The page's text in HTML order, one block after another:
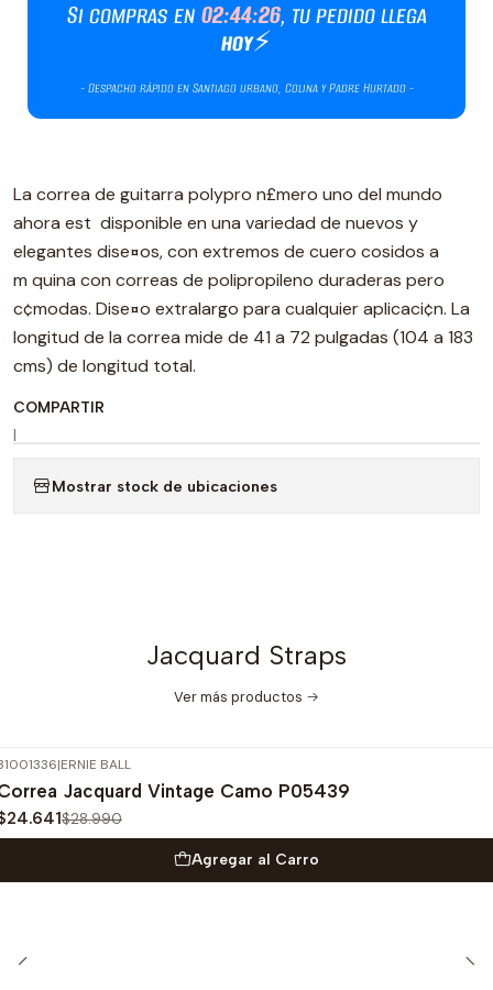
La correa de guitarra polypro n£mero uno del mundo
ahora est disponible en una variedad de nuevos y
elegantes dise¤os, con extremos de cuero cosidos a
m quina con correas de polipropileno duraderas pero
c¢modas. Dise¤o extralargo para cualquier aplicaci¢n. La
longitud de la correa mide de 41 a 72 pulgadas (104 a 183
cms) de longitud total.
COMPARTIR
|
Mostrar stock de ubicaciones
Jacquard Straps
Ver más productos
OFF
|ERNIE BALL
Jacquard Vintage Camo P05439
$28.990
Agregar al Carro